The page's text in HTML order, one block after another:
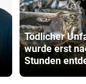
Tödlicher
wurde erst
Stunden